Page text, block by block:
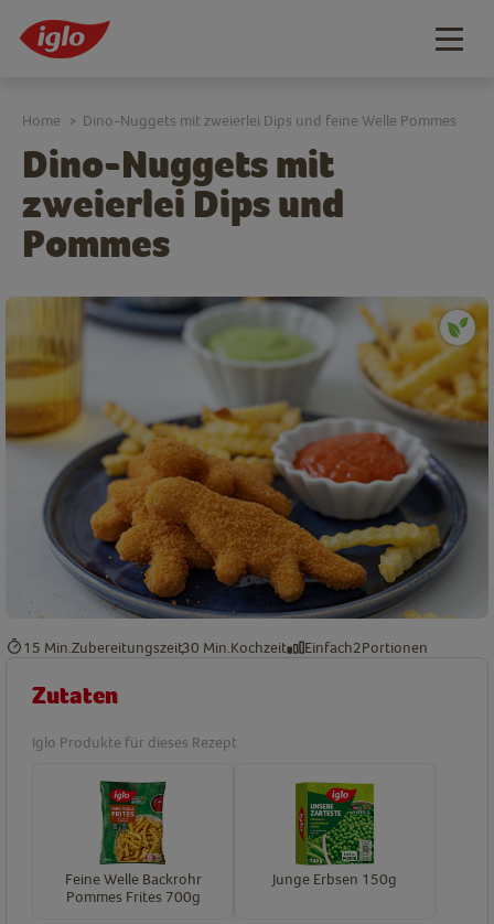
Dino-Nuggets mit
zweierlei Dips und
Pommes
Home > Dino-Nuggets mit zweierlei Dips und feine Welle Pommes
15 Min. Zubereitungszeit30 Min. Kochzeit Einfach2Portionen
Zutaten
Iglo Produkte für dieses Rezept
Feine Welle Backrohr
Pommes Frites 700g
Junge Erbsen 150g